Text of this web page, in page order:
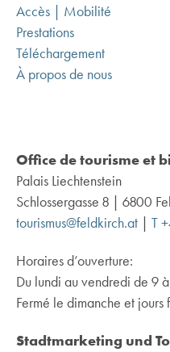
Office de tourisme et
Palais Liechtenstein
Schlossergasse 8 | 6800
tourismus@feldkirch.at
T
Horaires d’ouverture:
Du lundi au vendredi de 9
Fermé le dimanche et jours
Stadtmarketing und
Accès | Mobilité
Prestations
Téléchargement
À propos de nous